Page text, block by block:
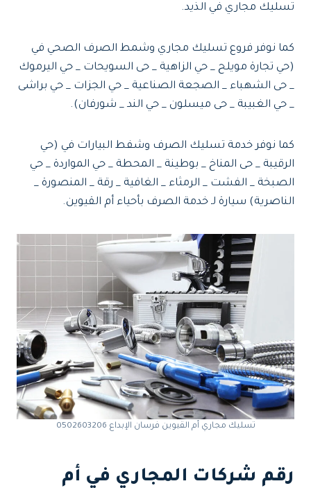
تسليك مجاري في الذيد.
كما نوفر فروع تسليك مجاري وشمط الصرف الصحي في
(حي تجارة مويلح _ حي الزاهية _ حى السويحات _ حي اليرموك
_ حى الشهباء _ الصجعة الصناعية _ حي الجزات _ حي براشى
_ حي الغبيبة _ حى ميسلون _ حي الند _ شورفان).
كما نوفر خدمة تسليك الصرف وشفط البيارات في (حي
الرقيبة _ حى المناخ _ بوطينة _ المحطة _ حي المواردة _ حي
الصبخة _ الفشت _ الرمثاء _ الغافية _ رقة _ المنصورة _
الناصرية) سيارة لـ خدمة الصرف بأحياء أم القيوين.
تسليك مجاري أم القيوين فرسان الإبداع 0502603206
رقم شركات المجاري في أم